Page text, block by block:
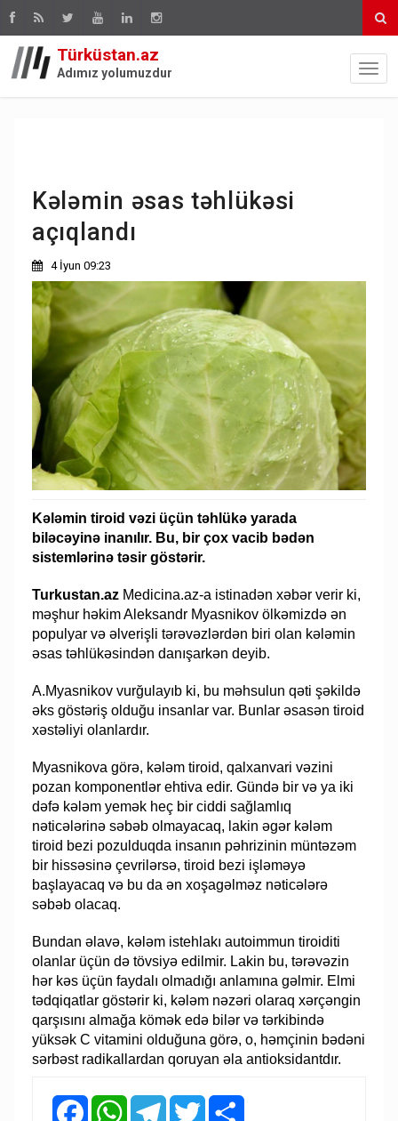
Türküstan.az
Adımız yolumuzdur
Kələmin əsas təhlükəsi
açıqlandı
4 İyun 09:23
Kələmin tiroid vəzi üçün təhlükə yarada
biləcəyinə inanılır. Bu, bir çox vacib bədən
sistemlərinə təsir göstərir.
Turkustan.az Medicina.az-a istinadən xəbər verir ki,
məşhur həkim Aleksandr Myasnikov ölkəmizdə ən
populyar və əlverişli tərəvəzlərdən biri olan kələmin
əsas təhlükəsindən danışarkən deyib.
A.Myasnikov vurğulayıb ki, bu məhsulun qəti şəkildə
əks göstəriş olduğu insanlar var. Bunlar əsasən tiroid
xəstəliyi olanlardır.
Myasnikova görə, kələm tiroid, qalxanvari vəzini
pozan komponentlər ehtiva edir. Gündə bir və ya iki
dəfə kələm yemək heç bir ciddi sağlamlıq
nəticələrinə səbəb olmayacaq, lakin əgər kələm
tiroid bezi pozulduqda insanın pəhrizinin müntəzəm
bir hissəsinə çevrilərsə, tiroid bezi işləməyə
başlayacaq və bu da ən xoşagəlməz nəticələrə
səbəb olacaq.
Bundan əlavə, kələm istehlakı autoimmun tiroiditi
olanlar üçün də tövsiyə edilmir. Lakin bu, tərəvəzin
hər kəs üçün faydalı olmadığı anlamına gəlmir. Elmi
tədqiqatlar göstərir ki, kələm nəzəri olaraq xərçəngin
qarşısını almağa kömək edə bilər və tərkibində
yüksək C vitamini olduğuna görə, o, həmçinin bədəni
sərbəst radikallardan qoruyan əla antioksidantdır.
FacebookWhatsAppTelegramTwitter